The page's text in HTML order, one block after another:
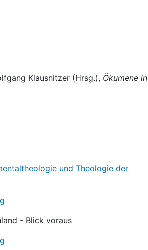
Klausnitzer (Hrsg.), Ökumene in
und Theologie der
- Blick voraus